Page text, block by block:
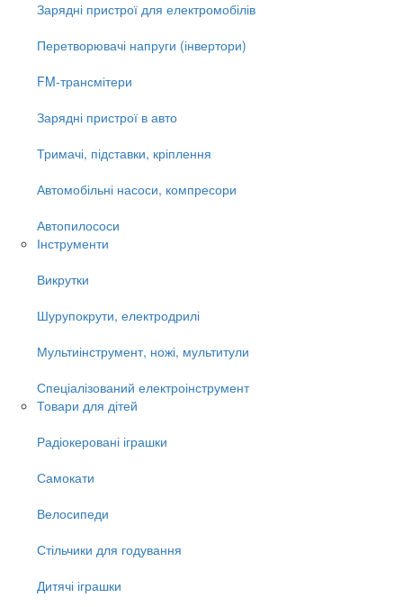
Зарядні пристрої для електромобілів
Перетворювачі напруги (інвертори)
FM-трансмітери
Зарядні пристрої в авто
Тримачі, підставки, кріплення
Автомобільні насоси, компресори
Автопилососи
Інструменти
Викрутки
Шурупокрути, електродрилі
Мультиінструмент, ножі, мультитули
Спеціалізований електроінструмент
Товари для дітей
Радіокеровані іграшки
Самокати
Велосипеди
Стільчики для годування
Дитячі іграшки